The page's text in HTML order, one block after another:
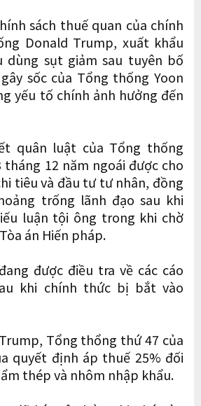
sách thuế quan của chính
Donald Trump, xuất khẩu
dùng sụt giảm sau tuyên bố
sốc của Tổng thống Yoon
yếu tố chính ảnh hưởng đến
quân luật của Tổng thống
tháng 12 năm ngoái được cho
tiêu và đầu tư tư nhân, đồng
trống lãnh đạo sau khi
luận tội ông trong khi chờ
án Hiến pháp.
được điều tra về các cáo
khi chính thức bị bắt vào
Tổng thổng thứ 47 của
quyết định áp thuế 25% đối
thép và nhôm nhập khẩu.